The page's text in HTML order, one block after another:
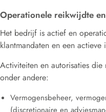
Operationele reikwijdte
Het bedrijf is actief en
klantmandaten en een actieve
Activiteiten en autorisaties
onder andere:
Vermogensbeheer,